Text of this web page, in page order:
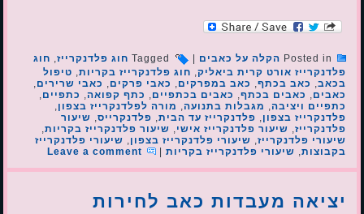
Posted in הקלה על כאבים Tagged חוג פלדנקרייז, חוג
פלדנקרייז אורט קרית ביאליק, חוג פלדנקרייז בקריות, טיפול
בכאב, כאב בכתף, כאב במפרקים, כאבי פרקים, כאבי שרירים,
כאבים, כאבים בכתף, כאבים בכתפיים, כתף קפואה, כתפיים,
כתפיים ויציבה, מגבלות בתנועה, מורה לפלדנקרייז בצפון,
פלדנקרייז בצפון, פלדנקרייז עד הבית, פלדנקרייס, שיעור
פלדנקרייז, שיעור פלדנקרייז אישי, שיעור פלדנקרייז בקריות,
שיעורי פלדנקרייז, שיעורי פלדנקרייז בצפון, שיעורי פלדנקרייז
בקבוצות, שיעורי פלדנקרייז בקריות |
Leave a comment
יציאה מעבדות כאב לחירות